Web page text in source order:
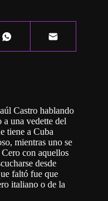
Castro hablando
a una vedette del
tiene a Cuba
mientras uno se
con aquellos
desde
faltó fue que
italiano o de la